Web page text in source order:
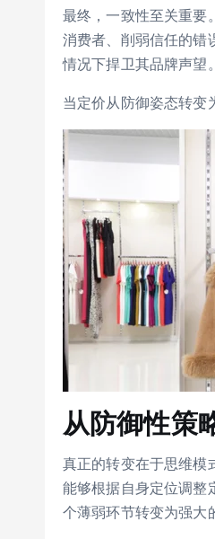
最终，一致性至关重要
消费者、削弱信任的错
情况下捍卫其品牌声望。
当定价从防御姿态转变
从防御性策
真正的转变在于思维模
能够根据自身定位调整
个薄弱环节转变为强大